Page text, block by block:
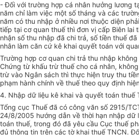
- Đối với trường hợp cá nhân hưởng lương
năm chỉ làm việc một số tháng và các
năm có thu nhập ở nhiều nơi thuộc diện
tiếp tại cơ quan thuế thì đơn vị cấp Biên lai
nhận số thu nhập đã chi trả, số tiền thuế
nhân làm căn cứ kê khai quyết toán với
Trường hợp cơ quan chi trả thu nhập
Chứng từ khấu trừ thuế cho cá nhân,
trừ vào Ngân sách thì thực hiện truy thu
phạm hành chính về thuế theo quy định
4. Nhập dữ liệu kê khai và quyết toán thuế
Tổng cục Thuế đã có công văn số 2915/
24/8/2005 hướng dẫn về thời hạn nhập dữ
toán thuế, trong đó đã yêu cầu Cục thuế
đủ thông tin trên các tờ khai thuế TNCN.